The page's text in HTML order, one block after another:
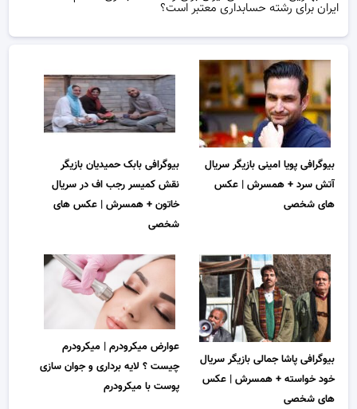
ایران برای رشته حسابداری معتبر است؟
بیوگرافی پویا امینی بازیگر سریال
آتش سرد + همسرش | عکس
های شخصی
بیوگرافی بابک حمیدیان بازیگر
نقش کمیسر رجب اف در سریال
خاتون + همسرش | عکس های
شخصی
بیوگرافی پاشا جمالی بازیگر سریال
خود خواسته + همسرش | عکس
های شخصی
عوارض میکرودرم | میکرودرم
چیست ؟ لایه برداری و جوان سازی
پوست با میکرودرم